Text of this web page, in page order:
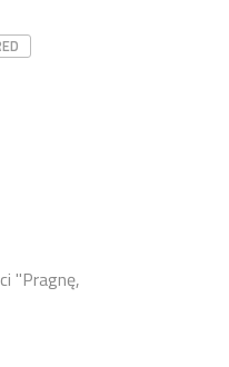
"Pragnę,